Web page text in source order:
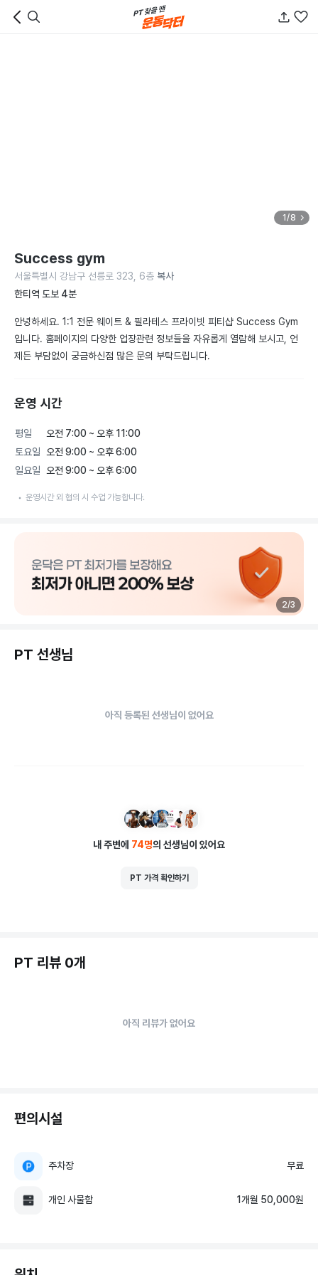
1/8
Success gym
서울특별시 강남구 선릉로 323, 6층 복사
한티역 도보 4분
안녕하세요. 1:1 전문 웨이트 & 필라테스 프라이빗 피티샵 Success Gym
입니다. 홈페이지의 다양한 업장관련 정보들을 자유롭게 열람해 보시고, 언
제든 부담없이 궁금하신점 많은 문의 부탁드립니다.
운영 시간
평일
오전 7:00 ~ 오후 11:00
토요일
오전 9:00 ~ 오후 6:00
일요일
오전 9:00 ~ 오후 6:00
운영시간 외 협의 시 수업 가능합니다.
2/3
PT 선생님
아직 등록된 선생님이 없어요
내 주변에 74명의 선생님이 있어요
PT 가격 확인하기
PT 리뷰 0개
아직 리뷰가 없어요
편의시설
주차장 무료
개인 사물함 1개월 50,000원